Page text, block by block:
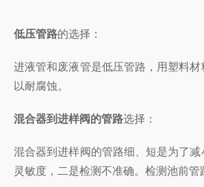
低压管路的选择：
进液管和废液管是低压管路，用塑料
以耐腐蚀。
混合器到进样阀的管路选择：
混合器到进样阀的管路细、短是为了
灵敏度，二是检测不准确。检测池前